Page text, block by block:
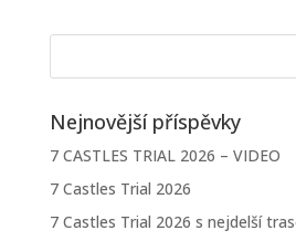
Nejnovější příspěvky
7 CASTLES TRIAL 2026 – VIDEO
7 Castles Trial 2026
7 Castles Trial 2026 s nejdelší